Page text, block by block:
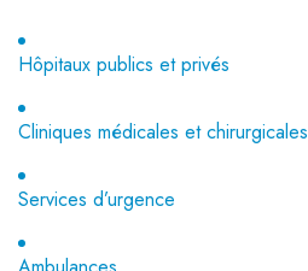
Hôpitaux publics et privés
Cliniques médicales et chirurgicales
Services d’urgence